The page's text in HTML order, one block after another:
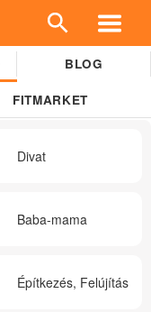
BLOG
FITMARKET
Divat
Baba-mama
Építkezés, Felújítás